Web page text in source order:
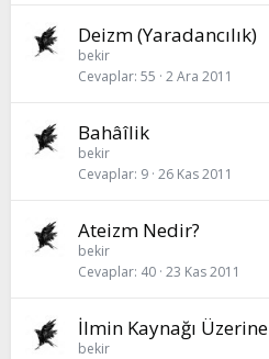
Deizm (Yaradancılık)
bekir
Cevaplar 55 2 Ara 2011
Bahâîlik
bekir
Cevaplar 9 26 Kas 2011
Ateizm Nedir?
bekir
Cevaplar 40 23 Kas 2011
İlmin Kaynağı Üzerine
bekir